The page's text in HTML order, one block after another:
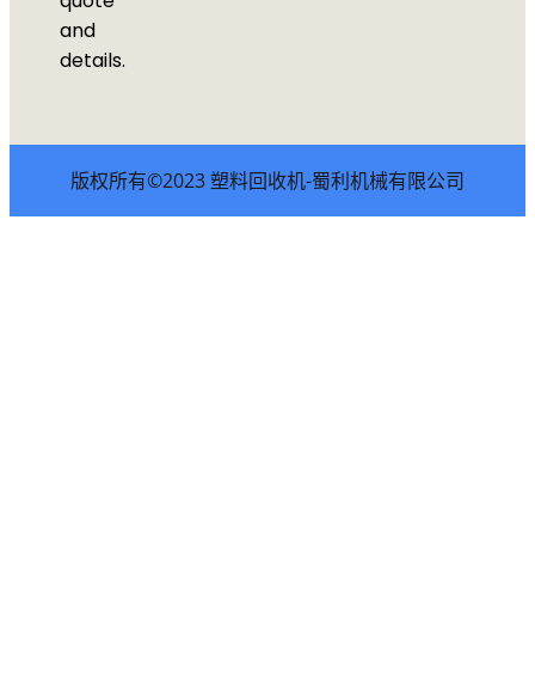
and
details.
版权所有©2023 塑料回收机-蜀利机械有限公司